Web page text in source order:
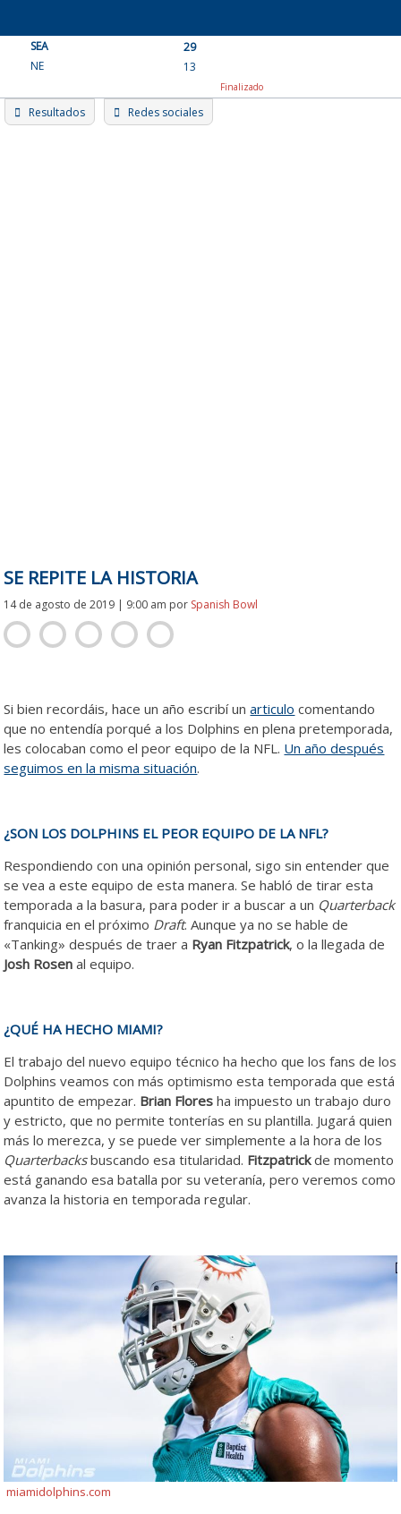
content
SEA
29
NE
13
Finalizado
Resultados Redes sociales
SE REPITE LA HISTORIA
14 de agosto de 2019 | 9:00 am por Spanish Bowl
Si bien recordáis, hace un año escribí unarticulo comentando
que no entendía porqué a los Dolphins en plena pretemporada,
les colocaban como el peor equipo de la NFL. Un año después
seguimos en la misma situación.
¿SON LOS DOLPHINS EL PEOR EQUIPO DE LA NFL?
Respondiendo con una opinión personal, sigo sin entender que
se vea a este equipo de esta manera. Se habló de tirar esta
temporada a la basura, para poder ir a buscar a un Quarterback
franquicia en el próximo Draft. Aunque ya no se hable de
«Tanking» después de traer a Ryan Fitzpatrick, o la llegada de
Josh Rosen al equipo.
¿QUÉ HA HECHO MIAMI?
El trabajo del nuevo equipo técnico ha hecho que los fans de los
Dolphins veamos con más optimismo esta temporada que está
apuntito de empezar. Brian Flores ha impuesto un trabajo duro
y estricto, que no permite tonterías en su plantilla. Jugará quien
más lo merezca, y se puede ver simplemente a la hora de los
Quarterbacksbuscando esa titularidad. Fitzpatrickde momento
está ganando esa batalla por su veteranía, pero veremos como
avanza la historia en temporada regular.
miamidolphins.com